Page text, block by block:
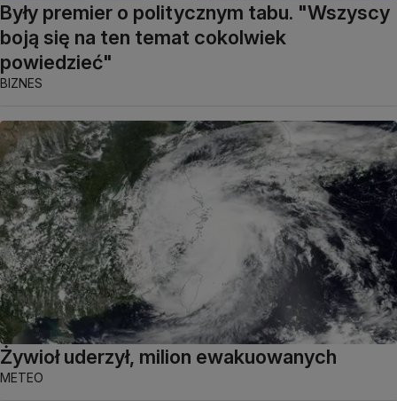
Były premier o politycznym tabu. "Wszyscy
boją się na ten temat cokolwiek
powiedzieć"
BIZNES
Żywioł uderzył, milion ewakuowanych
METEO